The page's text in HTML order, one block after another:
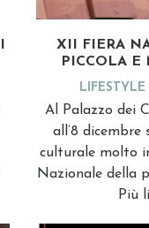
XII FIERA
PICCOLA E
LIFESTYLE
Al Palazzo dei
all’8 dicembre
culturale molto
Nazionale della
Più